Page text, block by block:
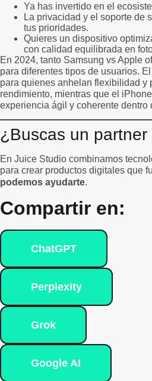
Ya has invertido en el
La privacidad y el soporte de
tus prioridades.
Quieres un dispositivo
con calidad equilibrada en
En 2024, tanto Samsung vs Apple
para diferentes tipos de usuarios. El
para quienes anhelan flexibilidad y
rendimiento, mientras que el
experiencia ágil y coherente dentro
¿Buscas un partner
En Juice Studio combinamos
para crear productos digitales que
podemos ayudarte.
Compartir en:
ChatGPT
Perplexity
Grok
Google AI